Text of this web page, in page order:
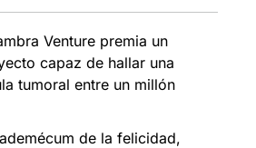
Venture premia un
capaz de hallar una
tumoral entre un millón
de la felicidad,